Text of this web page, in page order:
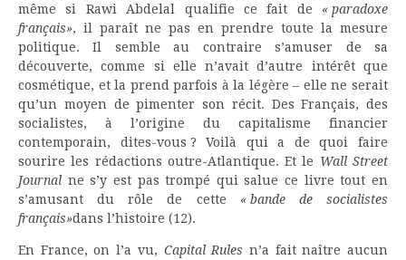
même si Rawi Abdelal qualifie ce fait de « paradoxe
français», il paraît ne pas en prendre toute la mesure
politique. Il semble au contraire s’amuser de sa
découverte, comme si elle n’avait d’autre intérêt que
cosmétique, et la prend parfois à la légère – elle ne serait
qu’un moyen de pimenter son récit. Des Français, des
socialistes, à l’origine du capitalisme financier
contemporain, dites-vous ? Voilà qui a de quoi faire
sourire les rédactions outre-Atlantique. Et le Wall Street
Journal ne s’y est pas trompé qui salue ce livre tout en
s’amusant du rôle de cette « bande de socialistes
français»dans l’histoire (12).
En France, on l’a vu, Capital Rules n’a fait naître aucun